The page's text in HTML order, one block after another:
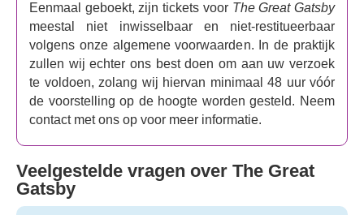
De voorstelling brengt de glamour, het drama en de
decadentie van de Roaring Twenties tot leven met
schitterende muziek, adembenemende beelden en een
tijdloos verhaal over liefde en ambitie.
Eenmaal geboekt, zijn tickets voor The Great Gatsby
meestal niet inwisselbaar en niet-restitueerbaar
volgens onze algemene voorwaarden. In de praktijk
zullen wij echter ons best doen om aan uw verzoek
te voldoen, zolang wij hiervan minimaal 48 uur vóór
de voorstelling op de hoogte worden gesteld. Neem
contact met ons op voor meer informatie.
Veelgestelde vragen over The Great
Gatsby